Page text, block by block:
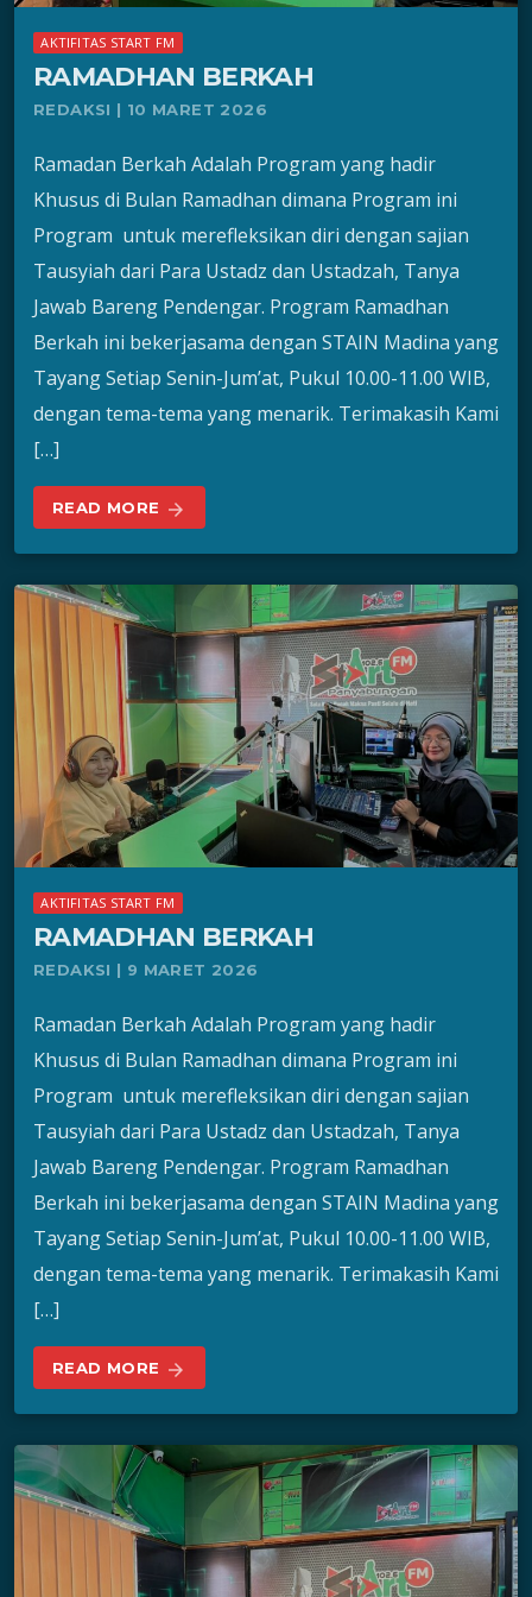
AKTIFITAS START FM
RAMADHAN BERKAH
REDAKSI | 10 MARET 2026
Ramadan Berkah Adalah Program yang hadir
Khusus di Bulan Ramadhan dimana Program ini
Program untuk merefleksikan diri dengan sajian
Tausyiah dari Para Ustadz dan Ustadzah, Tanya
Jawab Bareng Pendengar. Program Ramadhan
Berkah ini bekerjasama dengan STAIN Madina yang
Tayang Setiap Senin-Jum’at, Pukul 10.00-11.00 WIB,
dengan tema-tema yang menarik. Terimakasih Kami
[…]
READ MORE arrow_forward
AKTIFITAS START FM
RAMADHAN BERKAH
REDAKSI | 9 MARET 2026
Ramadan Berkah Adalah Program yang hadir
Khusus di Bulan Ramadhan dimana Program ini
Program untuk merefleksikan diri dengan sajian
Tausyiah dari Para Ustadz dan Ustadzah, Tanya
Jawab Bareng Pendengar. Program Ramadhan
Berkah ini bekerjasama dengan STAIN Madina yang
Tayang Setiap Senin-Jum’at, Pukul 10.00-11.00 WIB,
dengan tema-tema yang menarik. Terimakasih Kami
[…]
READ MORE arrow_forward